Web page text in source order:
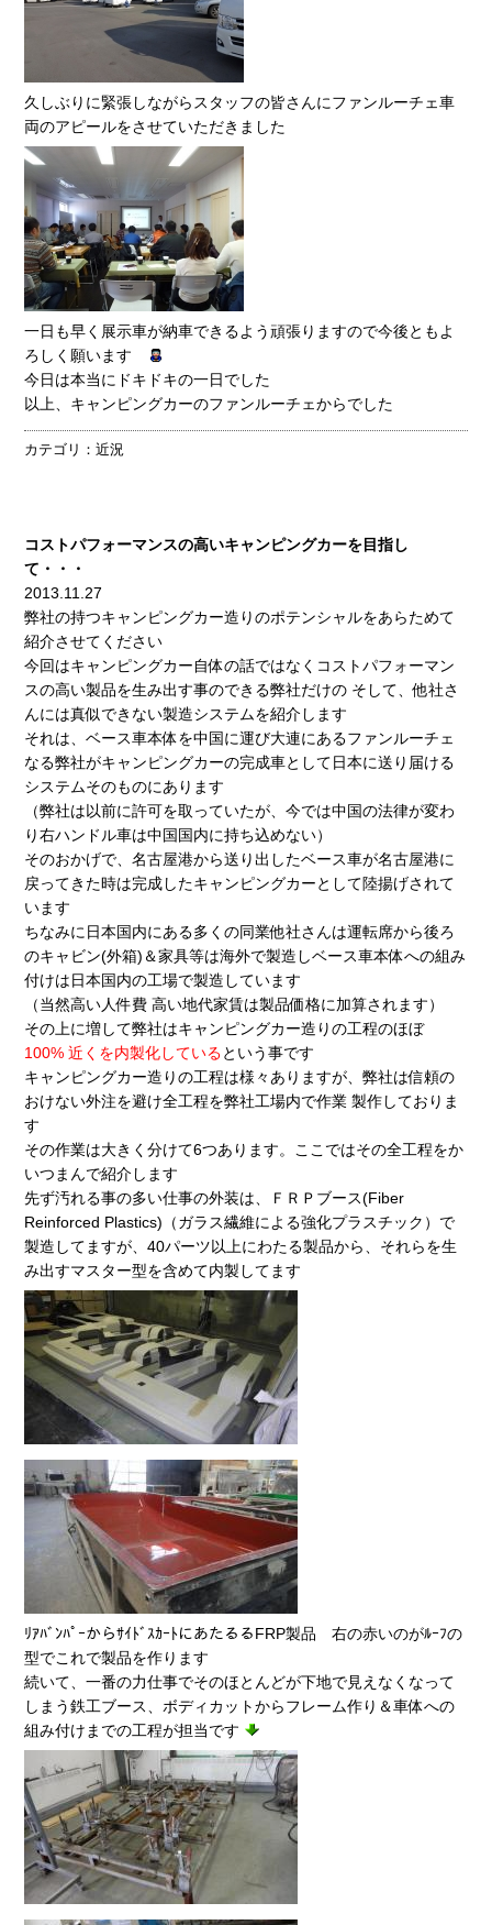
久しぶりに緊張しながらスタッフの皆さんにファンルーチェ車
両のアピールをさせていただきました
一日も早く展示車が納車できるよう頑張りますので今後ともよ
ろしく願います
今日は本当にドキドキの一日でした
以上、キャンピングカーのファンルーチェからでした
カテゴリ：近況
コストパフォーマンスの高いキャンピングカーを目指し
て・・・
2013.11.27
弊社の持つキャンピングカー造りのポテンシャルをあらためて
紹介させてください
今回はキャンピングカー自体の話ではなくコストパフォーマン
スの高い製品を生み出す事のできる弊社だけの そして、他社さ
んには真似できない製造システムを紹介します
それは、ベース車本体を中国に運び大連にあるファンルーチェ
なる弊社がキャンピングカーの完成車として日本に送り届ける
システムそのものにあります
（弊社は以前に許可を取っていたが、今では中国の法律が変わ
り右ハンドル車は中国国内に持ち込めない）
そのおかげで、名古屋港から送り出したベース車が名古屋港に
戻ってきた時は完成したキャンピングカーとして陸揚げされて
います
ちなみに日本国内にある多くの同業他社さんは運転席から後ろ
のキャビン(外箱)＆家具等は海外で製造しベース車本体への組み
付けは日本国内の工場で製造しています
（当然高い人件費 高い地代家賃は製品価格に加算されます）
その上に増して弊社はキャンピングカー造りの工程のほぼ
100% 近くを内製化しているという事です
キャンピングカー造りの工程は様々ありますが、弊社は信頼の
おけない外注を避け全工程を弊社工場内で作業 製作しておりま
す
その作業は大きく分けて6つあります。ここではその全工程をか
いつまんで紹介します
先ず汚れる事の多い仕事の外装は、ＦＲＰブース(Fiber
Reinforced Plastics)（ガラス繊維による強化プラスチック）で
製造してますが、40パーツ以上にわたる製品から、それらを生
み出すマスター型を含めて内製してます
ﾘｱﾊﾞﾝﾊﾟｰからｻｲﾄﾞｽｶｰﾄにあたるるFRP製品 右の赤いのがﾙｰﾌの
型でこれで製品を作ります
続いて、一番の力仕事でそのほとんどが下地で見えなくなって
しまう鉄工ブース、ボディカットからフレーム作り＆車体への
組み付けまでの工程が担当です